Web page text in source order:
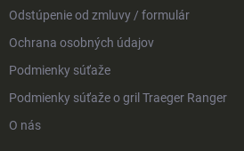
Odstúpenie od zmluvy / formulár
Ochrana osobných údajov
Podmienky súťaže
Podmienky súťaže o gril Traeger Ranger
O nás